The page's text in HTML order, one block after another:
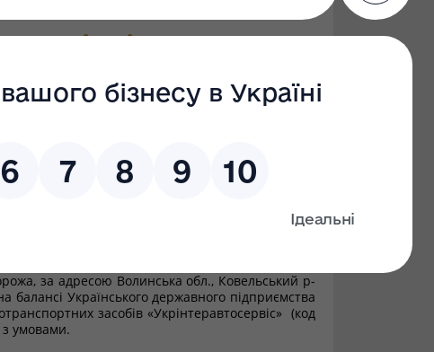
відділення по
та Волинській
рішення про
майна України по Львівській, Закарпатській та
культурного призначення - бази відпочинку
і матрацом 80*90 м (15 одиниць);
за адресою Волинська обл., Ковельський р-
Українського державного підприємства
засобів «Укрінтеравтосервіс» (код
умовами.